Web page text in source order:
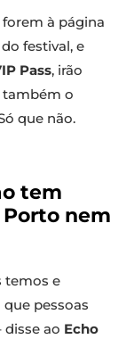
forem à página
festival, e
Pass, irão
também o
que não.
tem
nem
temos e
pessoas
ao Echo